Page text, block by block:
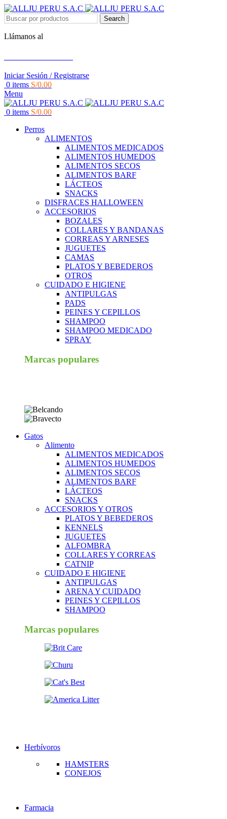
Search
Llámanos al
Iniciar Sesión / Registrarse
0 items S/0.00
Menu
0 items S/0.00
Perros
ALIMENTOS
ALIMENTOS MEDICADOS
ALIMENTOS HUMEDOS
ALIMENTOS SECOS
ALIMENTOS BARF
LÁCTEOS
SNACKS
DISFRACES HALLOWEEN
ACCESORIOS
BOZALES
COLLARES Y BANDANAS
CORREAS Y ARNESES
JUGUETES
CAMAS
PLATOS Y BEBEDEROS
OTROS
CUIDADO E HIGIENE
ANTIPULGAS
PADS
PEINES Y CEPILLOS
SHAMPOO
SHAMPOO MEDICADO
SPRAY
Marcas populares
Gatos
Alimento
ALIMENTOS MEDICADOS
ALIMENTOS HUMEDOS
ALIMENTOS SECOS
ALIMENTOS BARF
LÁCTEOS
SNACKS
ACCESORIOS Y OTROS
PLATOS Y BEBEDEROS
KENNELS
JUGUETES
ALFOMBRA
COLLARES Y CORREAS
CATNIP
CUIDADO E HIGIENE
ANTIPULGAS
ARENA Y CUIDADO
PEINES Y CEPILLOS
SHAMPOO
Marcas populares
Herbívoros
HAMSTERS
CONEJOS
Farmacia